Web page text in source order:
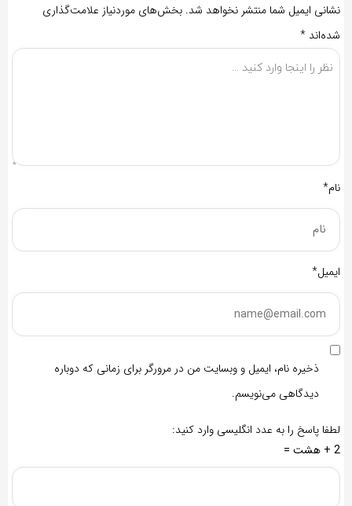
نشانی ایمیل شما منتشر نخواهد شد. بخش‌های موردنیاز علامت‌گذاری
شده‌اند *
نام*
ایمیل*
ذخیره نام، ایمیل و وبسایت من در مرورگر برای زمانی که دوباره
دیدگاهی می‌نویسم.
لطفا پاسخ را به عدد انگلیسی وارد کنید:
2 + هشت =